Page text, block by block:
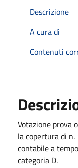
Descrizione
A cura di
Contenuti
Votazione prova
la copertura di
contabile a
categoria D.